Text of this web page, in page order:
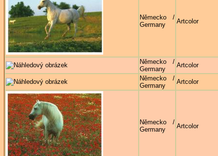
Německo /
Germany
Artcolor
Německo /
Germany
Artcolor
Německo /
Germany
Artcolor
Německo /
Germany
Artcolor